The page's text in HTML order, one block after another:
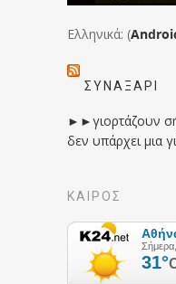
Ελληνικά: (
ΣΥΝΑΞΆΡΙ
►►γιορτάζουν
δεν υπάρχει μια
ΚΑΙΡΟΣ